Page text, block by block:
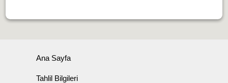
Ana Sayfa
Tahlil Bilgileri